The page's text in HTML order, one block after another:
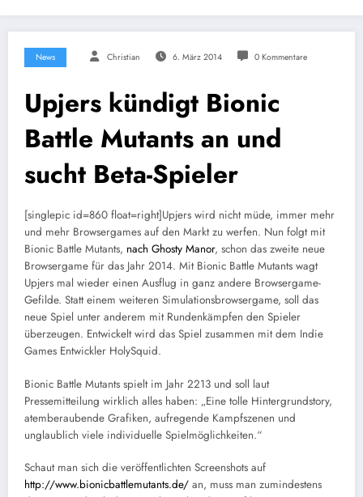
News Christian 6. März 2014 0 Kommentare
Upjers kündigt Bionic
Battle Mutants an und
sucht Beta-Spieler
[singlepic id=860 float=right]Upjers wird nicht müde, immer mehr
und mehr Browsergames auf den Markt zu werfen. Nun folgt mit
Bionic Battle Mutants, nach Ghosty Manor, schon das zweite neue
Browsergame für das Jahr 2014. Mit Bionic Battle Mutants wagt
Upjers mal wieder einen Ausflug in ganz andere Browsergame-
Gefilde. Statt einem weiteren Simulationsbrowsergame, soll das
neue Spiel unter anderem mit Rundenkämpfen den Spieler
überzeugen. Entwickelt wird das Spiel zusammen mit dem Indie
Games Entwickler HolySquid.
Bionic Battle Mutants spielt im Jahr 2213 und soll laut
Pressemitteilung wirklich alles haben: „Eine tolle Hintergrundstory,
atemberaubende Grafiken, aufregende Kampfszenen und
unglaublich viele individuelle Spielmöglichkeiten.“
Schaut man sich die veröffentlichten Screenshots auf
http://www.bionicbattlemutants.de/ an, muss man zumindestens